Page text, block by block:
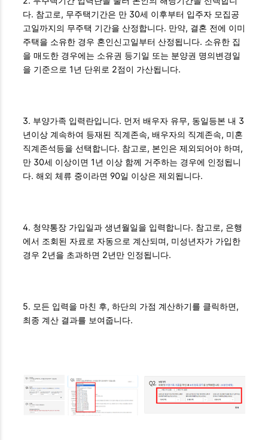
다. 참고로, 무주택기간은 만 30세 이후부터 입주자 모집공
고일까지의 무주택 기간을 산정합니다. 만약, 결혼 전에 이미
주택을 소유한 경우 혼인신고일부터 산정됩니다. 소유한 집
을 매도한 경우에는 소유권 등기일 또는 분양권 명의변경일
을 기준으로 1년 단위로 2점이 가산됩니다.
3. 부양가족 입력란입니다. 먼저 배우자 유무, 동일등본 내 3
년이상 계속하여 등재된 직계존속, 배우자의 직계존속, 미혼
직계존석등을 선택합니다. 참고로, 본인은 제외되어야 하며,
만 30세 이상이면 1년 이상 함께 거주하는 경우에 인정됩니
다. 해외 체류 중이라면 90일 이상은 제외됩니다.
4. 청약통장 가입일과 생년월일을 입력합니다. 참고로, 은행
에서 조회된 자료로 자동으로 계산되며, 미성년자가 가입한
경우 2년을 초과하면 2년만 인정됩니다.
5. 모든 입력을 마친 후, 하단의 가점 계산하기를 클릭하면,
최종 계산 결과를 보여줍니다.